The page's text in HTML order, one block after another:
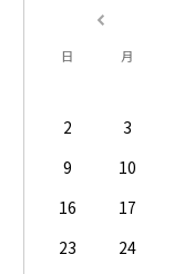
日 月
2
3
9
10
16
17
23
24